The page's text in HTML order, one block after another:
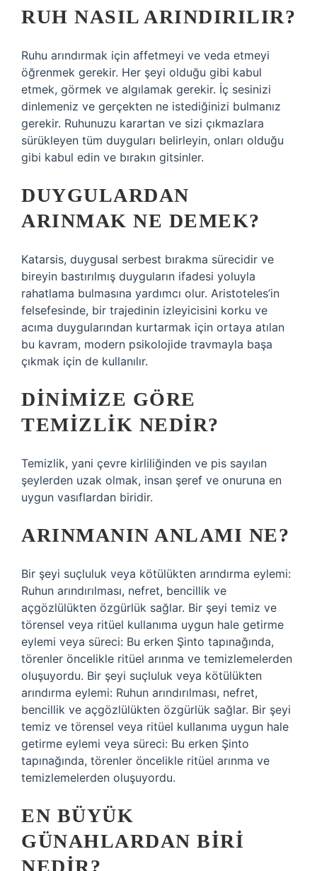
RUH NASIL ARINDIRILIR?
Ruhu arındırmak için affetmeyi ve veda etmeyi
öğrenmek gerekir. Her şeyi olduğu gibi kabul
etmek, görmek ve algılamak gerekir. İç sesinizi
dinlemeniz ve gerçekten ne istediğinizi bulmanız
gerekir. Ruhunuzu karartan ve sizi çıkmazlara
sürükleyen tüm duyguları belirleyin, onları olduğu
gibi kabul edin ve bırakın gitsinler.
DUYGULARDAN
ARINMAK NE DEMEK?
Katarsis, duygusal serbest bırakma sürecidir ve
bireyin bastırılmış duyguların ifadesi yoluyla
rahatlama bulmasına yardımcı olur. Aristoteles’in
felsefesinde, bir trajedinin izleyicisini korku ve
acıma duygularından kurtarmak için ortaya atılan
bu kavram, modern psikolojide travmayla başa
çıkmak için de kullanılır.
DINIMIZE GÖRE
TEMIZLIK NEDIR?
Temizlik, yani çevre kirliliğinden ve pis sayılan
şeylerden uzak olmak, insan şeref ve onuruna en
uygun vasıflardan biridir.
ARINMANIN ANLAMI NE?
Bir şeyi suçluluk veya kötülükten arındırma eylemi:
Ruhun arındırılması, nefret, bencillik ve
açgözlülükten özgürlük sağlar. Bir şeyi temiz ve
törensel veya ritüel kullanıma uygun hale getirme
eylemi veya süreci: Bu erken Şinto tapınağında,
törenler öncelikle ritüel arınma ve temizlemelerden
oluşuyordu. Bir şeyi suçluluk veya kötülükten
arındırma eylemi: Ruhun arındırılması, nefret,
bencillik ve açgözlülükten özgürlük sağlar. Bir şeyi
temiz ve törensel veya ritüel kullanıma uygun hale
getirme eylemi veya süreci: Bu erken Şinto
tapınağında, törenler öncelikle ritüel arınma ve
temizlemelerden oluşuyordu.
EN BÜYÜK
GÜNAHLARDAN BIRI
NEDIR?